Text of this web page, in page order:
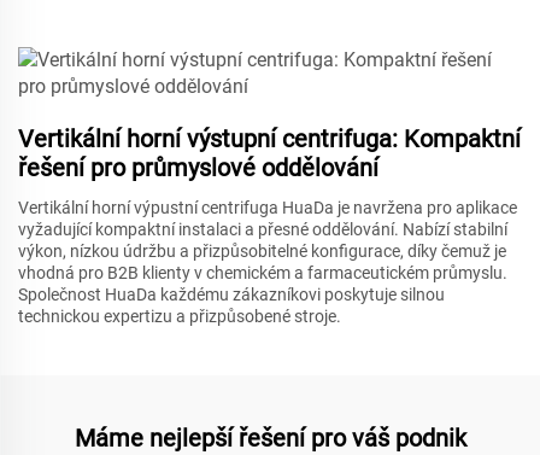
Vertikální horní výstupní centrifuga: Kompaktní
řešení pro průmyslové oddělování
Vertikální horní výpustní centrifuga HuaDa je navržena pro aplikace
vyžadující kompaktní instalaci a přesné oddělování. Nabízí stabilní
výkon, nízkou údržbu a přizpůsobitelné konfigurace, díky čemuž je
vhodná pro B2B klienty v chemickém a farmaceutickém průmyslu.
Společnost HuaDa každému zákazníkovi poskytuje silnou
technickou expertizu a přizpůsobené stroje.
Máme nejlepší řešení pro váš podnik